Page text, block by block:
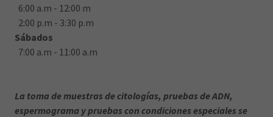
6:00 a.m - 12:00 m
2:00 p.m - 3:30 p.m
Sábados
7:00 a.m - 11:00 a.m
La toma de muestras de citologías, pruebas de ADN,
espermograma y pruebas con condiciones especiales se